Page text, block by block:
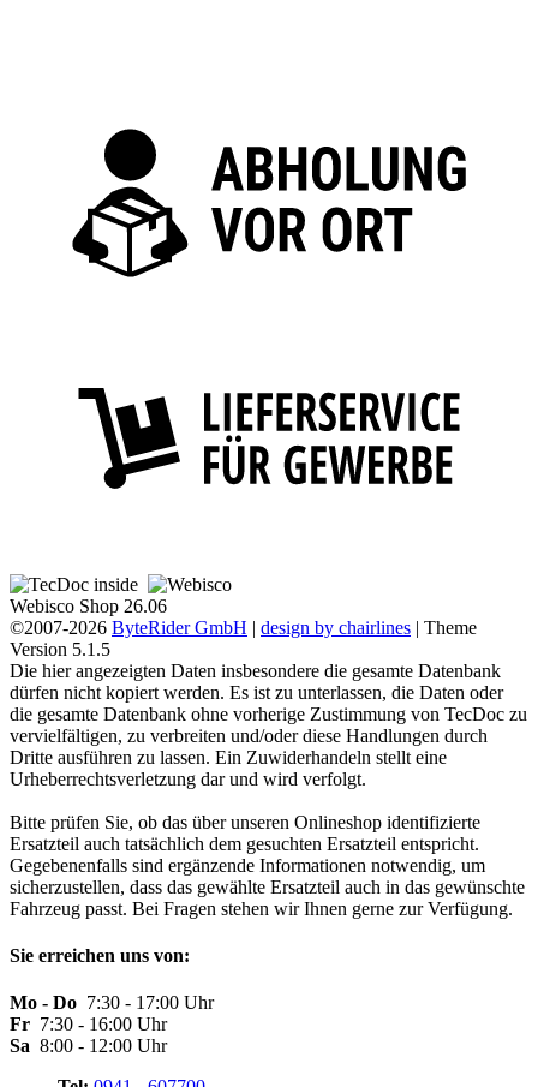
Webisco Shop 26.06
©2007-2026 ByteRider GmbH | design by chairlines | Theme
Version 5.1.5
Die hier angezeigten Daten insbesondere die gesamte Datenbank
dürfen nicht kopiert werden. Es ist zu unterlassen, die Daten oder
die gesamte Datenbank ohne vorherige Zustimmung von TecDoc zu
vervielfältigen, zu verbreiten und/oder diese Handlungen durch
Dritte ausführen zu lassen. Ein Zuwiderhandeln stellt eine
Urheberrechtsverletzung dar und wird verfolgt.
Bitte prüfen Sie, ob das über unseren Onlineshop identifizierte
Ersatzteil auch tatsächlich dem gesuchten Ersatzteil entspricht.
Gegebenenfalls sind ergänzende Informationen notwendig, um
sicherzustellen, dass das gewählte Ersatzteil auch in das gewünschte
Fahrzeug passt. Bei Fragen stehen wir Ihnen gerne zur Verfügung.
Sie erreichen uns von:
Mo - Do 7:30 - 17:00 Uhr
Fr 7:30 - 16:00 Uhr
Sa 8:00 - 12:00 Uhr